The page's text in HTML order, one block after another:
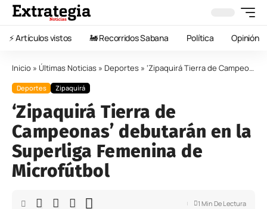
⚡️ Artículos vistos 🚂 Recorridos Sabana Política Opinión
Inicio » Últimas Noticias » Deportes » ‘Zipaquirá Tierra de Campeonas’ debutarán en la Superliga Femenina de Microfútbol
Deportes Zipaquirá
‘Zipaquirá Tierra de
Campeonas’ debutarán en la
Superliga Femenina de
Microfútbol
1 Min De Lectura